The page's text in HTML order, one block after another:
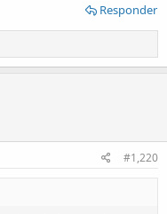
Responder
#1,220